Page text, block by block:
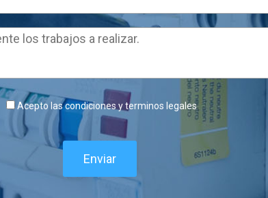
Acepto las condiciones y terminos legales
Enviar